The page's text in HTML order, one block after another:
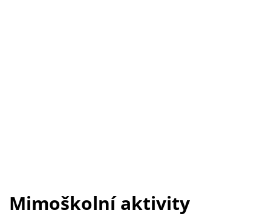
Mimoškolní aktivity